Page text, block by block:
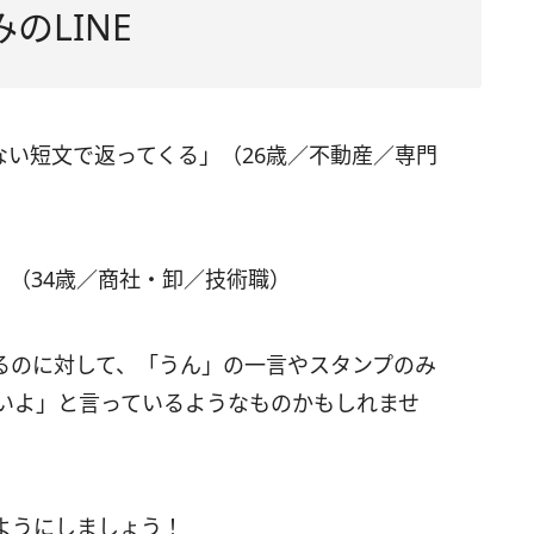
のLINE
短文で返ってくる」（26歳／不動産／専門
34歳／商社・卸／技術職）
に対して、「うん」の一言やスタンプのみ
」と言っているようなものかもしれませ
にしましょう！